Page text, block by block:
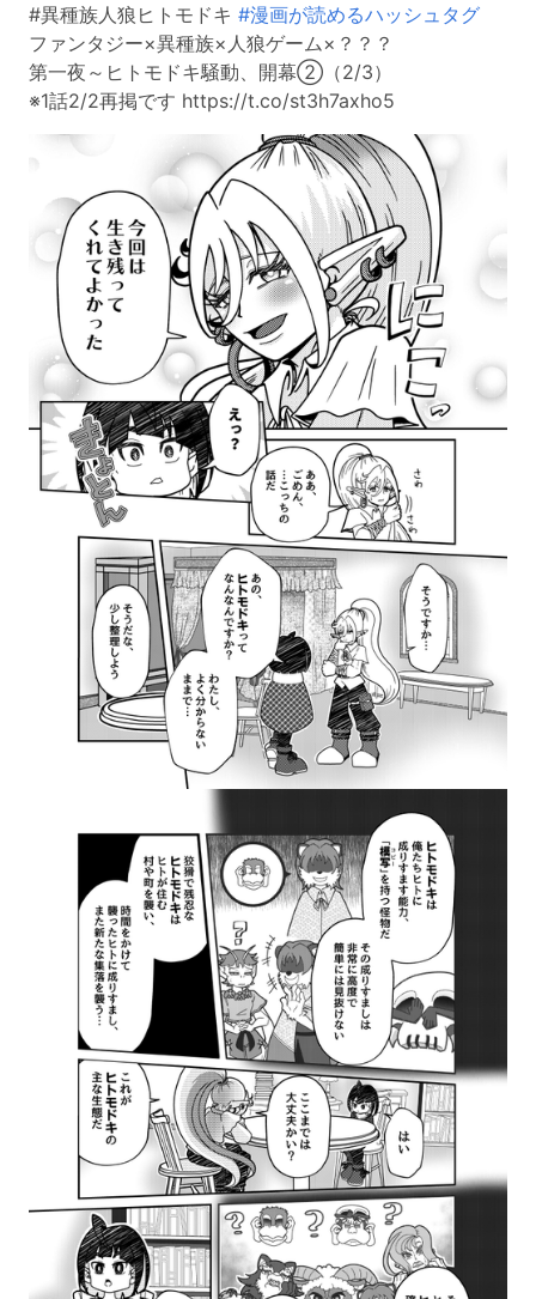
#異種族人狼ヒトモドキ #漫画が読めるハッシュタグ
ファンタジー×異種族×人狼ゲーム×？？？
第一夜～ヒトモドキ騒動、開幕②（2/3）
※1話2/2再掲です https://t.co/st3h7axho5